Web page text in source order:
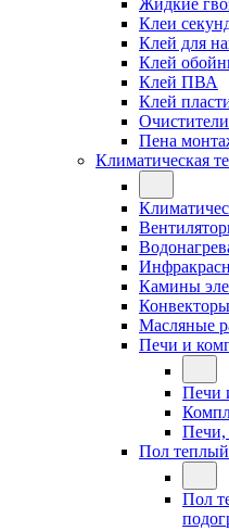
Жидкие
Клеи
Клей для
Клей
Клей ПВА
Клей
Очистители
Пена
Климатическая
Камины
Конвекторы
Масляные
Печи и
Печи
Печи,
Пол теплый
Пол